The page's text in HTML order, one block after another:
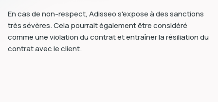
En cas de non-respect, Adisseo s'expose à des sanctions
très sévères. Cela pourrait également être considéré
comme une violation du contrat et entraîner la résiliation du
contrat avec le client.